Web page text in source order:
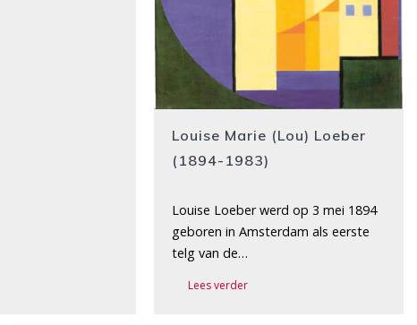
Louise Marie (Lou) Loeber
(1894-1983)
Louise Loeber werd op 3 mei 1894
geboren in Amsterdam als eerste
telg van de…
Lees verder